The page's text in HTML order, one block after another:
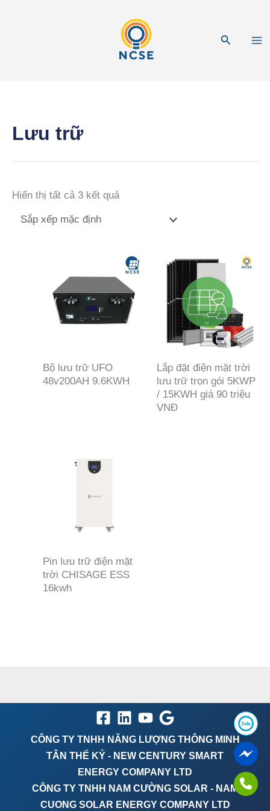
Tìm
Lưu trữ
Hiển thị tất cả 3 kết quả
Bộ lưu trữ UFO
48v200AH 9.6KWH
Lắp đặt điện mặt trời
lưu trữ trọn gói 5KWP
/ 15KWH giá 90 triệu
VNĐ
Pin lưu trữ điện mặt
trời CHISAGE ESS
16kwh
CÔNG TY TNHH NĂNG LƯỢNG THÔNG MINH
TÂN THẾ KỶ - NEW CENTURY SMART
ENERGY COMPANY LTD
CÔNG TY TNHH NAM CƯỜNG SOLAR - NAM
CUONG SOLAR ENERGY COMPANY LTD